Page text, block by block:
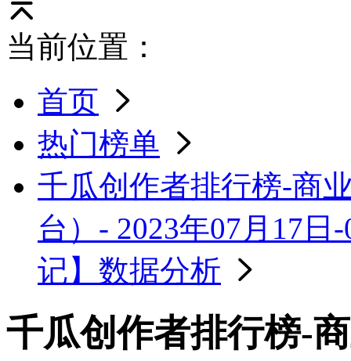
当前位置：
首页
热门榜单
千瓜创作者排行榜-商
台）- 2023年07月17
记】数据分析
千瓜创作者排行榜-